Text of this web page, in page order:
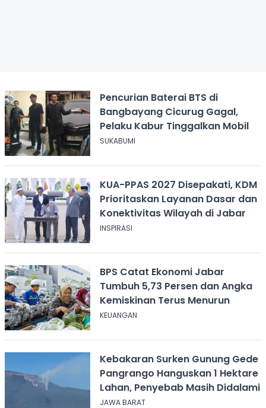
Pencurian Baterai BTS di
Bangbayang Cicurug Gagal,
Pelaku Kabur Tinggalkan Mobil
SUKABUMI
KUA-PPAS 2027 Disepakati, KDM
Prioritaskan Layanan Dasar dan
Konektivitas Wilayah di Jabar
INSPIRASI
BPS Catat Ekonomi Jabar
Tumbuh 5,73 Persen dan Angka
Kemiskinan Terus Menurun
KEUANGAN
Kebakaran Surken Gunung Gede
Pangrango Hanguskan 1 Hektare
Lahan, Penyebab Masih Didalami
JAWA BARAT